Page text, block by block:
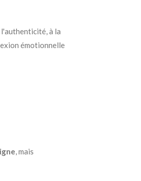
à la
émotionnelle
, mais